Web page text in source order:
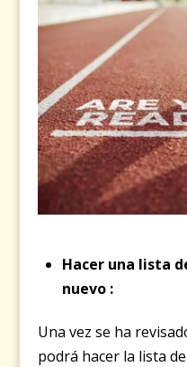
Hacer una lista
nuevo :
Una vez se ha
podrá hacer la lista